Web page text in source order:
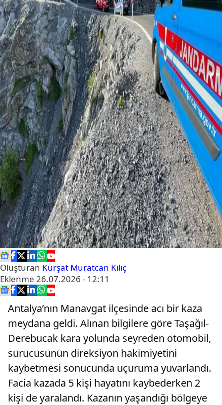
Oluşturan Kürşat Muratcan Kılıç
Eklenme 26.07.2026 - 12:11
Antalya’nın Manavgat ilçesinde acı bir kaza
meydana geldi. Alınan bilgilere göre Taşağıl-
Derebucak kara yolunda seyreden otomobil,
sürücüsünün direksiyon hakimiyetini
kaybetmesi sonucunda uçuruma yuvarlandı.
Facia kazada 5 kişi hayatını kaybederken 2
kişi de yaralandı. Kazanın yaşandığı bölgeye